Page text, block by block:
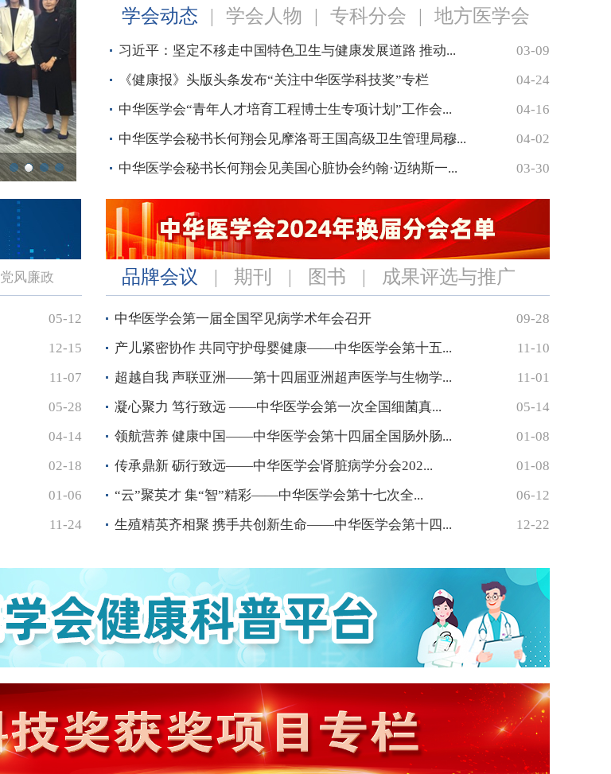
学会动态 | 学会人物 | 专科分会 | 地方医学会
习近平：坚定不移走中国特色卫生与健康发展道路 推动...
03-09
《健康报》头版头条发布“关注中华医学科技奖”专栏
04-24
中华医学会“青年人才培育工程博士生专项计划”工作会...
04-16
中华医学会秘书长何翔会见摩洛哥王国高级卫生管理局穆...
04-02
中华医学会秘书长何翔会见美国心脏协会约翰·迈纳斯一...
03-30
党风廉政
05-12
12-15
11-07
05-28
04-14
02-18
01-06
11-24
品牌会议 | 期刊 | 图书 | 成果评选与推广
中华医学会第一届全国罕见病学术年会召开
09-28
产儿紧密协作 共同守护母婴健康——中华医学会第十五...
11-10
超越自我 声联亚洲——第十四届亚洲超声医学与生物学...
11-01
凝心聚力 笃行致远 ——中华医学会第一次全国细菌真...
05-14
领航营养 健康中国——中华医学会第十四届全国肠外肠...
01-08
传承鼎新 砺行致远——中华医学会肾脏病学分会202...
01-08
“云”聚英才 集“智”精彩——中华医学会第十七次全...
06-12
生殖精英齐相聚 携手共创新生命——中华医学会第十四...
12-22